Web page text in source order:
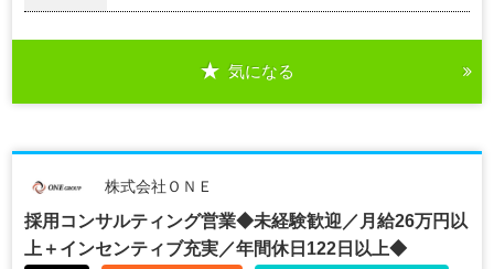
気になる
株式会社ＯＮＥ
採用コンサルティング営業◆未経験歓迎／月給26万円以
上＋インセンティブ充実／年間休日122日以上◆